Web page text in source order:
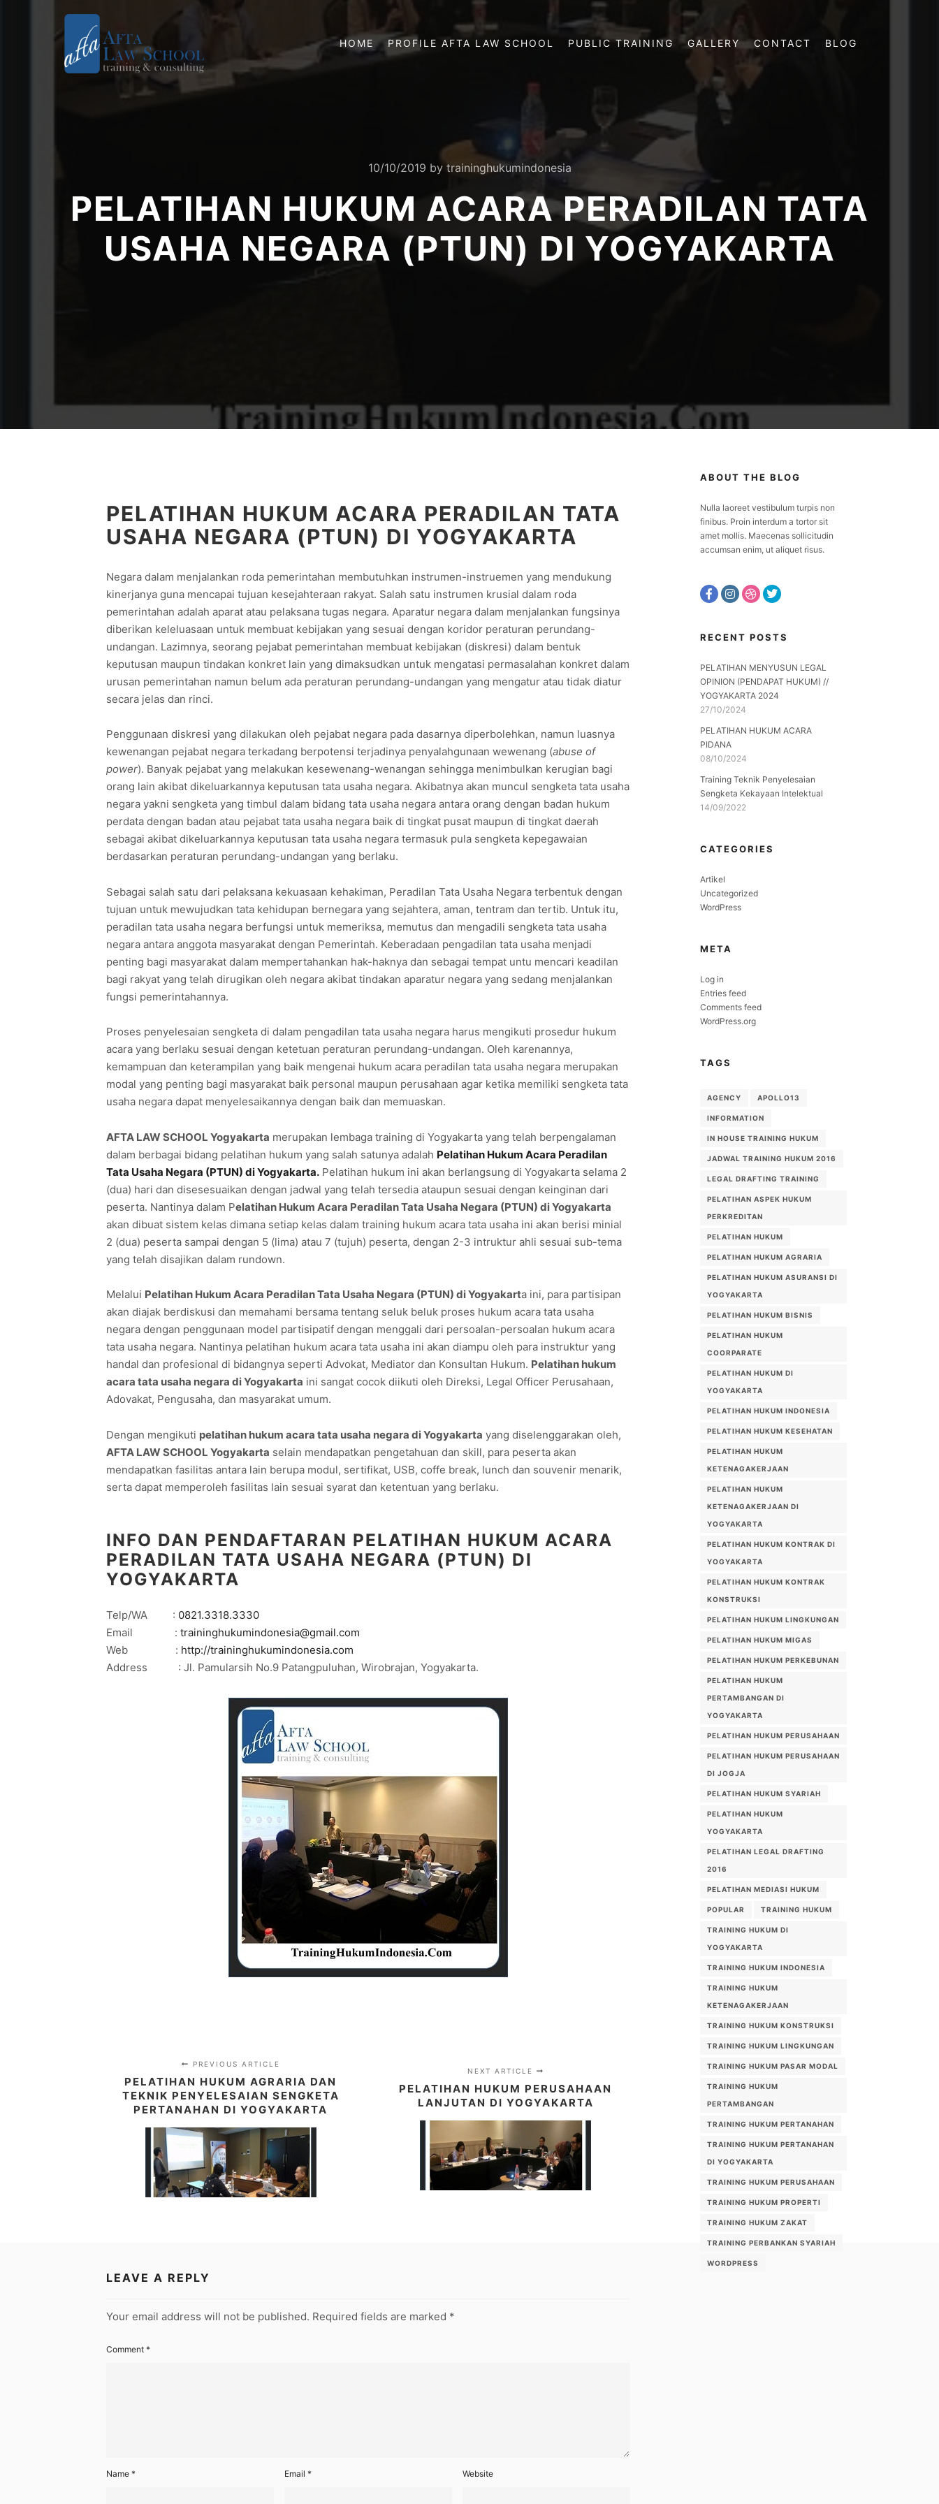
HOME PROFILE AFTA LAW SCHOOL PUBLIC TRAINING GALLERY CONTACT BLOG
10/10/2019 by traininghukumindonesia
PELATIHAN HUKUM ACARA PERADILAN TATA
USAHA NEGARA (PTUN) DI YOGYAKARTA
PELATIHAN HUKUM ACARA PERADILAN TATA
USAHA NEGARA (PTUN) DI YOGYAKARTA
Negara dalam menjalankan roda pemerintahan membutuhkan instrumen-instruemen yang mendukung
kinerjanya guna mencapai tujuan kesejahteraan rakyat. Salah satu instrumen krusial dalam roda
pemerintahan adalah aparat atau pelaksana tugas negara. Aparatur negara dalam menjalankan fungsinya
diberikan keleluasaan untuk membuat kebijakan yang sesuai dengan koridor peraturan perundang-
undangan. Lazimnya, seorang pejabat pemerintahan membuat kebijakan (diskresi) dalam bentuk
keputusan maupun tindakan konkret lain yang dimaksudkan untuk mengatasi permasalahan konkret dalam
urusan pemerintahan namun belum ada peraturan perundang-undangan yang mengatur atau tidak diatur
secara jelas dan rinci.
Penggunaan diskresi yang dilakukan oleh pejabat negara pada dasarnya diperbolehkan, namun luasnya
kewenangan pejabat negara terkadang berpotensi terjadinya penyalahgunaan wewenang (abuse of
power). Banyak pejabat yang melakukan kesewenang-wenangan sehingga menimbulkan kerugian bagi
orang lain akibat dikeluarkannya keputusan tata usaha negara. Akibatnya akan muncul sengketa tata usaha
negara yakni sengketa yang timbul dalam bidang tata usaha negara antara orang dengan badan hukum
perdata dengan badan atau pejabat tata usaha negara baik di tingkat pusat maupun di tingkat daerah
sebagai akibat dikeluarkannya keputusan tata usaha negara termasuk pula sengketa kepegawaian
berdasarkan peraturan perundang-undangan yang berlaku.
Sebagai salah satu dari pelaksana kekuasaan kehakiman, Peradilan Tata Usaha Negara terbentuk dengan
tujuan untuk mewujudkan tata kehidupan bernegara yang sejahtera, aman, tentram dan tertib. Untuk itu,
peradilan tata usaha negara berfungsi untuk memeriksa, memutus dan mengadili sengketa tata usaha
negara antara anggota masyarakat dengan Pemerintah. Keberadaan pengadilan tata usaha menjadi
penting bagi masyarakat dalam mempertahankan hak-haknya dan sebagai tempat untu mencari keadilan
bagi rakyat yang telah dirugikan oleh negara akibat tindakan aparatur negara yang sedang menjalankan
fungsi pemerintahannya.
Proses penyelesaian sengketa di dalam pengadilan tata usaha negara harus mengikuti prosedur hukum
acara yang berlaku sesuai dengan ketetuan peraturan perundang-undangan. Oleh karenannya,
kemampuan dan keterampilan yang baik mengenai hukum acara peradilan tata usaha negara merupakan
modal yang penting bagi masyarakat baik personal maupun perusahaan agar ketika memiliki sengketa tata
usaha negara dapat menyelesaikannya dengan baik dan memuaskan.
AFTA LAW SCHOOL Yogyakarta merupakan lembaga training di Yogyakarta yang telah berpengalaman
dalam berbagai bidang pelatihan hukum yang salah satunya adalah Pelatihan Hukum Acara Peradilan
Tata Usaha Negara (PTUN) di Yogyakarta. Pelatihan hukum ini akan berlangsung di Yogyakarta selama 2
(dua) hari dan disesesuaikan dengan jadwal yang telah tersedia ataupun sesuai dengan keinginan dari
peserta. Nantinya dalam Pelatihan Hukum Acara Peradilan Tata Usaha Negara (PTUN) di Yogyakarta
akan dibuat sistem kelas dimana setiap kelas dalam training hukum acara tata usaha ini akan berisi minial
2 (dua) peserta sampai dengan 5 (lima) atau 7 (tujuh) peserta, dengan 2-3 intruktur ahli sesuai sub-tema
yang telah disajikan dalam rundown.
Melalui Pelatihan Hukum Acara Peradilan Tata Usaha Negara (PTUN) di Yogyakarta ini, para partisipan
akan diajak berdiskusi dan memahami bersama tentang seluk beluk proses hukum acara tata usaha
negara dengan penggunaan model partisipatif dengan menggali dari persoalan-persoalan hukum acara
tata usaha negara. Nantinya pelatihan hukum acara tata usaha ini akan diampu oleh para instruktur yang
handal dan profesional di bidangnya seperti Advokat, Mediator dan Konsultan Hukum. Pelatihan hukum
acara tata usaha negara di Yogyakarta ini sangat cocok diikuti oleh Direksi, Legal Officer Perusahaan,
Adovakat, Pengusaha, dan masyarakat umum.
Dengan mengikuti pelatihan hukum acara tata usaha negara di Yogyakarta yang diselenggarakan oleh,
AFTA LAW SCHOOL Yogyakarta selain mendapatkan pengetahuan dan skill, para peserta akan
mendapatkan fasilitas antara lain berupa modul, sertifikat, USB, coffe break, lunch dan souvenir menarik,
serta dapat memperoleh fasilitas lain sesuai syarat dan ketentuan yang berlaku.
INFO DAN PENDAFTARAN PELATIHAN HUKUM ACARA
PERADILAN TATA USAHA NEGARA (PTUN) DI
YOGYAKARTA
Telp/WA : 0821.3318.3330
Email : traininghukumindonesia@gmail.com
Web : http://traininghukumindonesia.com
Address : Jl. Pamularsih No.9 Patangpuluhan, Wirobrajan, Yogyakarta.
PREVIOUS ARTICLE
PELATIHAN HUKUM AGRARIA DAN
TEKNIK PENYELESAIAN SENGKETA
PERTANAHAN DI YOGYAKARTA
NEXT ARTICLE
PELATIHAN HUKUM PERUSAHAAN
LANJUTAN DI YOGYAKARTA
LEAVE A REPLY
Your email address will not be published. Required fields are marked *
Comment *
Name * Email * Website
ABOUT THE BLOG
Nulla laoreet vestibulum turpis non
finibus. Proin interdum a tortor sit
amet mollis. Maecenas sollicitudin
accumsan enim, ut aliquet risus.
RECENT POSTS
PELATIHAN MENYUSUN LEGAL
OPINION (PENDAPAT HUKUM) //
YOGYAKARTA 2024
27/10/2024
PELATIHAN HUKUM ACARA
PIDANA
08/10/2024
Training Teknik Penyelesaian
Sengketa Kekayaan Intelektual
14/09/2022
CATEGORIES
Artikel
Uncategorized
WordPress
META
Log in
Entries feed
Comments feed
WordPress.org
TAGS
AGENCY APOLLO13
INFORMATION
IN HOUSE TRAINING HUKUM
JADWAL TRAINING HUKUM 2016
LEGAL DRAFTING TRAINING
PELATIHAN ASPEK HUKUM
PERKREDITAN
PELATIHAN HUKUM
PELATIHAN HUKUM AGRARIA
PELATIHAN HUKUM ASURANSI DI
YOGYAKARTA
PELATIHAN HUKUM BISNIS
PELATIHAN HUKUM
COORPARATE
PELATIHAN HUKUM DI
YOGYAKARTA
PELATIHAN HUKUM INDONESIA
PELATIHAN HUKUM KESEHATAN
PELATIHAN HUKUM
KETENAGAKERJAAN
PELATIHAN HUKUM
KETENAGAKERJAAN DI
YOGYAKARTA
PELATIHAN HUKUM KONTRAK DI
YOGYAKARTA
PELATIHAN HUKUM KONTRAK
KONSTRUKSI
PELATIHAN HUKUM LINGKUNGAN
PELATIHAN HUKUM MIGAS
PELATIHAN HUKUM PERKEBUNAN
PELATIHAN HUKUM
PERTAMBANGAN DI
YOGYAKARTA
PELATIHAN HUKUM PERUSAHAAN
PELATIHAN HUKUM PERUSAHAAN
DI JOGJA
PELATIHAN HUKUM SYARIAH
PELATIHAN HUKUM
YOGYAKARTA
PELATIHAN LEGAL DRAFTING
2016
PELATIHAN MEDIASI HUKUM
POPULAR TRAINING HUKUM
TRAINING HUKUM DI
YOGYAKARTA
TRAINING HUKUM INDONESIA
TRAINING HUKUM
KETENAGAKERJAAN
TRAINING HUKUM KONSTRUKSI
TRAINING HUKUM LINGKUNGAN
TRAINING HUKUM PASAR MODAL
TRAINING HUKUM
PERTAMBANGAN
TRAINING HUKUM PERTANAHAN
TRAINING HUKUM PERTANAHAN
DI YOGYAKARTA
TRAINING HUKUM PERUSAHAAN
TRAINING HUKUM PROPERTI
TRAINING HUKUM ZAKAT
TRAINING PERBANKAN SYARIAH
WORDPRESS